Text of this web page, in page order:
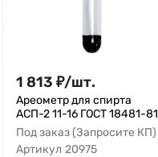
1 813 ₽/шт.
Ареометр для спирта
АСП-2 11-16 ГОСТ 18481-81
Под заказ (Запросите КП)
Артикул 20975